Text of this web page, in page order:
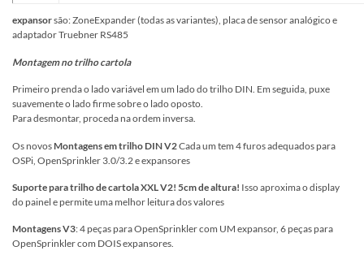
expansorsão: ZoneExpander (todas as variantes), placa de sensor analógico e
adaptador Truebner RS485
Montagem no trilho cartola
Primeiro prenda o lado variável em um lado do trilho DIN. Em seguida, puxe
suavemente o lado firme sobre o lado oposto.
Para desmontar, proceda na ordem inversa.
Os novos Montagens em trilho DIN V2Cada um tem 4 furos adequados para
OSPi, OpenSprinkler 3.0/3.2 e expansores
Suporte para trilho de cartola XXL V2! 5cm de altura! Isso aproxima o display
do painel e permite uma melhor leitura dos valores
Montagens V3: 4 peças para OpenSprinkler com UM expansor, 6 peças para
OpenSprinkler com DOIS expansores.